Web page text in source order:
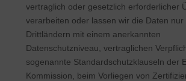
vertraglich oder gesetzlich erforderlicher
verarbeiten oder lassen wir die Daten nur
Drittländern mit einem anerkannten
Datenschutzniveau, vertraglichen
sogenannte Standardschutzklauseln der
Kommission, beim Vorliegen von